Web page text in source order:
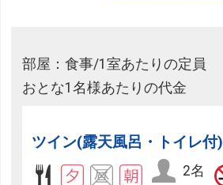
部屋：食事/1室あたりの定員
おとな1名様あたりの代金
ツイン(露天風呂・トイレ付)
2名